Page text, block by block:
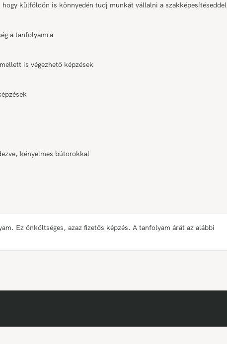
külföldön is könnyedén tudj munkát vállalni a szakképesítéseddel
a tanfolyamra
is végezhető képzések
kényelmes bútorokkal
Ez önköltséges, azaz fizetős képzés. A tanfolyam árát az alábbi